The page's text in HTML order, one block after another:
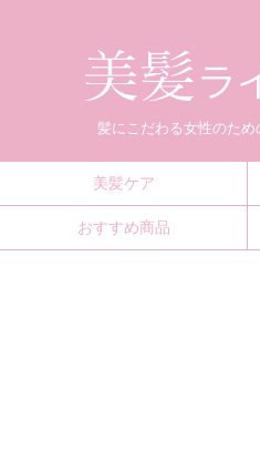
髪にこだわる女性のた
美髪ケア
おすすめ商品